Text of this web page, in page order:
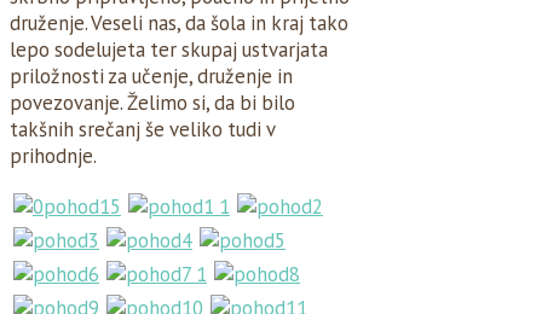
druženje. Veseli nas, da šola in kraj tako
lepo sodelujeta ter skupaj ustvarjata
priložnosti za učenje, druženje in
povezovanje. Želimo si, da bi bilo
takšnih srečanj še veliko tudi v
prihodnje.